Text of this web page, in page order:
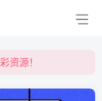
资源！
资源！